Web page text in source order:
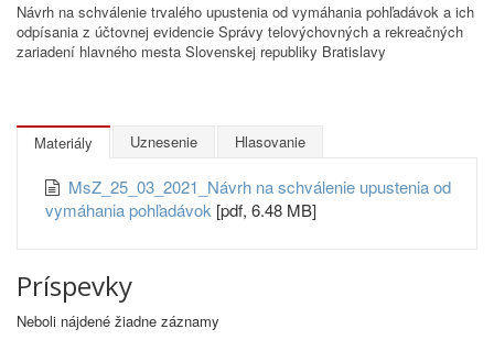
Návrh na schválenie trvalého upustenia od vymáhania pohľadávok a ich
odpísania z účtovnej evidencie Správy telovýchovných a rekreačných
zariadení hlavného mesta Slovenskej republiky Bratislavy
Materiály Uznesenie Hlasovanie
MsZ_25_03_2021_Návrh na schválenie upustenia od
vymáhania pohľadávok [pdf, 6.48 MB]
Príspevky
Neboli nájdené žiadne záznamy